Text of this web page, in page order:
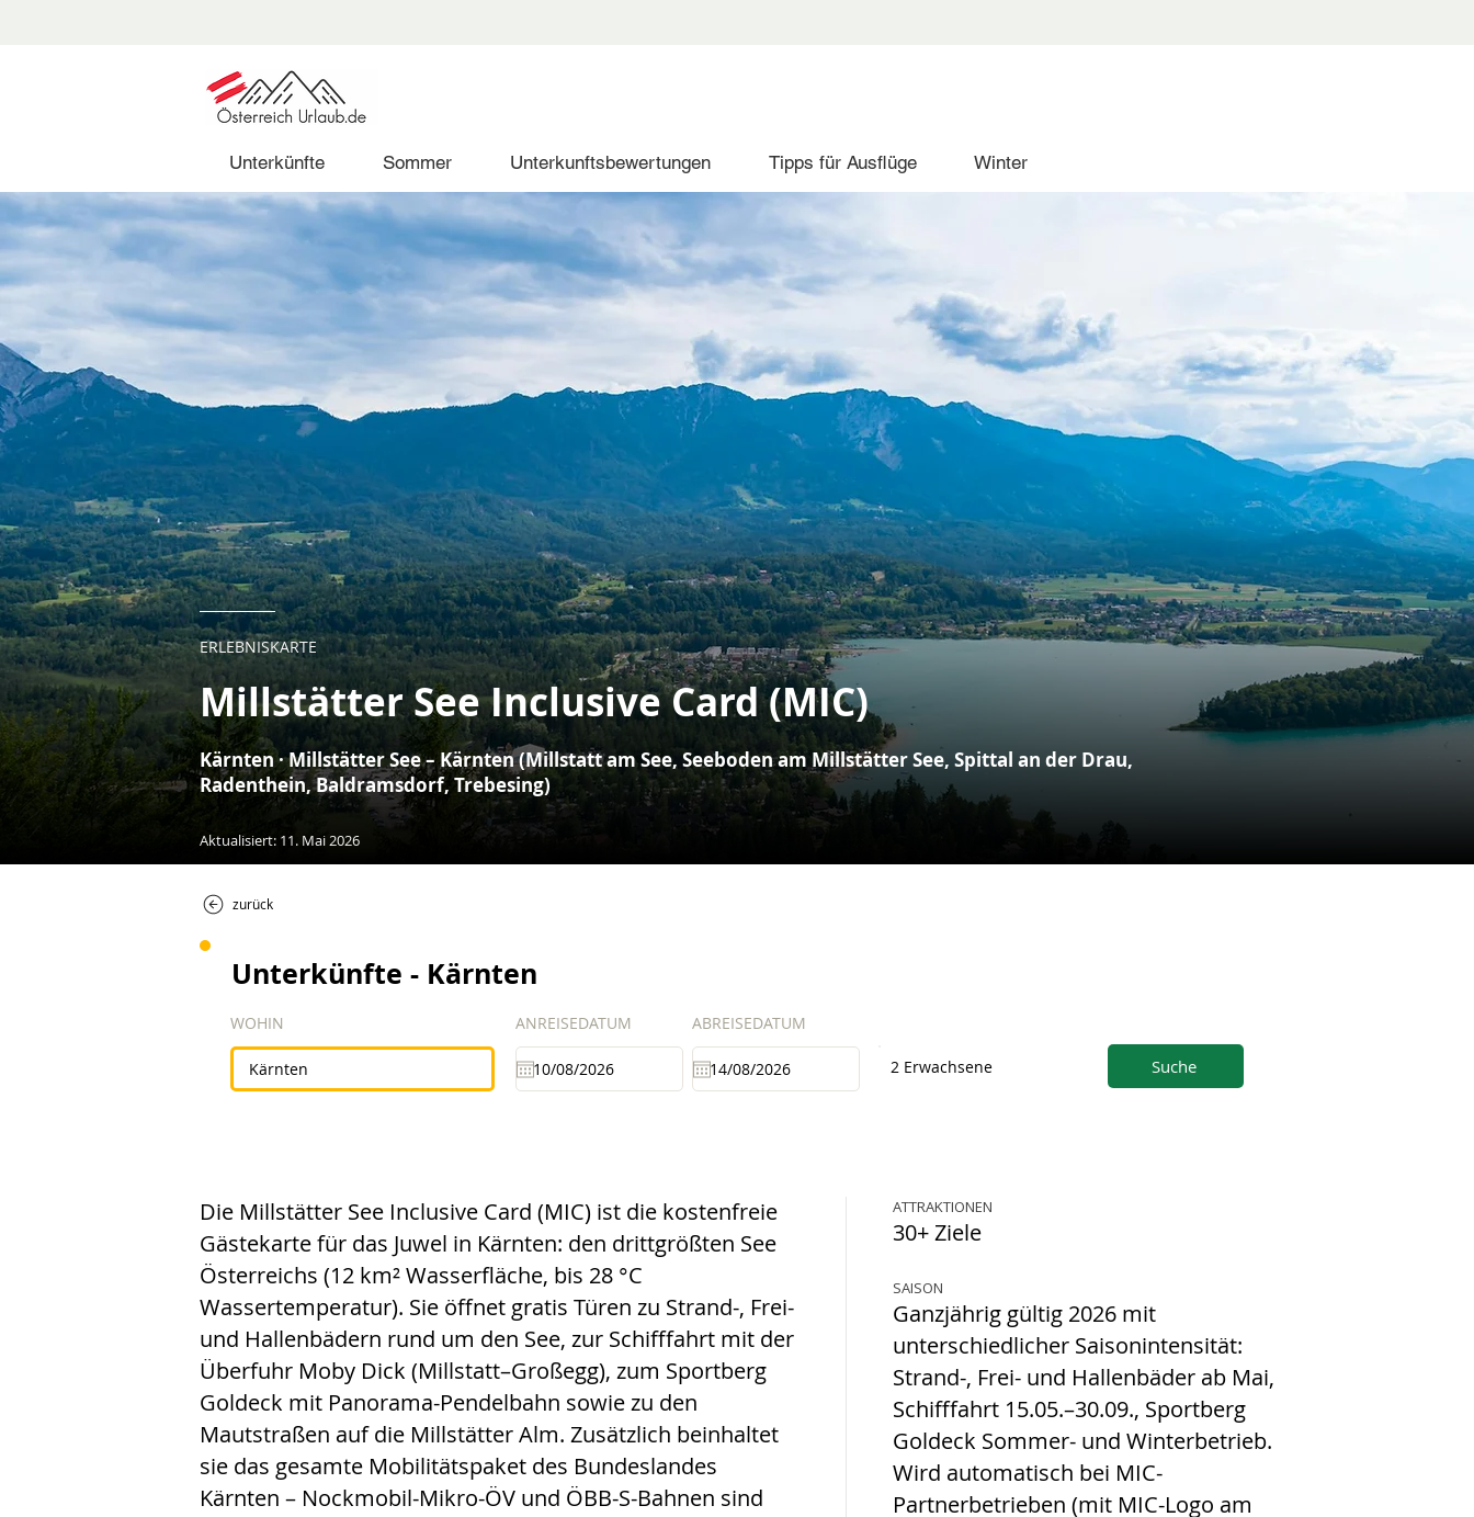
Unterkünfte Sommer Unterkunftsbewertungen Tipps für Ausflüge Winter
ERLEBNISKARTE
Millstätter See Inclusive Card (MIC)
Kärnten · Millstätter See – Kärnten (Millstatt am See, Seeboden am Millstätter See, Spittal an der Drau,
Radenthein, Baldramsdorf, Trebesing)
Aktualisiert: 11. Mai 2026
zurück
Unterkünfte - Kärnten
WOHIN ANREISEDATUM ABREISEDATUM
2 Erwachsene Suche
Die Millstätter See Inclusive Card (MIC) ist die kostenfreie
Gästekarte für das Juwel in Kärnten: den drittgrößten See
Österreichs (12 km² Wasserfläche, bis 28 °C
Wassertemperatur). Sie öffnet gratis Türen zu Strand-, Frei-
und Hallenbädern rund um den See, zur Schifffahrt mit der
Überfuhr Moby Dick (Millstatt–Großegg), zum Sportberg
Goldeck mit Panorama-Pendelbahn sowie zu den
Mautstraßen auf die Millstätter Alm. Zusätzlich beinhaltet
sie das gesamte Mobilitätspaket des Bundeslandes
Kärnten – Nockmobil-Mikro-ÖV und ÖBB-S-Bahnen sind
ATTRAKTIONEN
30+ Ziele
SAISON
Ganzjährig gültig 2026 mit
unterschiedlicher Saisonintensität:
Strand-, Frei- und Hallenbäder ab Mai,
Schifffahrt 15.05.–30.09., Sportberg
Goldeck Sommer- und Winterbetrieb.
Wird automatisch bei MIC-
Partnerbetrieben (mit MIC-Logo am